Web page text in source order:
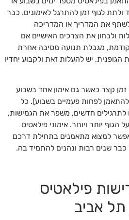
לגוף זמן להתרגל לאימונים. כבר
את המדריך או המדריכה
ולבחון את הצרכים האישיים אם
מגבלת תנועה מסיבה אחרת
יש להעלות זאת ולקבוע יחדיו
זמן קצר כאשר גם אימון אחד בשבוע
לפחות פעמיים בשבוע). כל
חדשים, משפר את הגמישות,
הגוף יותר ויותר. אימוני פילאטיס
למצוא מתאמנים בתחילת דרכם
שנים רבות ונהנים להתמיד בה.
פילאטיס
תל אביב